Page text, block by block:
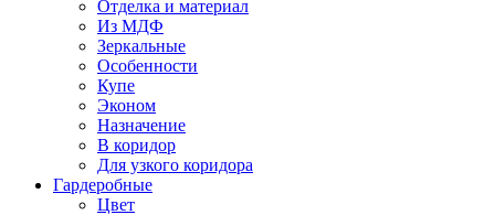
Отделка и материал
Из МДФ
Зеркальные
Особенности
Купе
Эконом
Назначение
В коридор
Для узкого коридора
Гардеробные
Цвет